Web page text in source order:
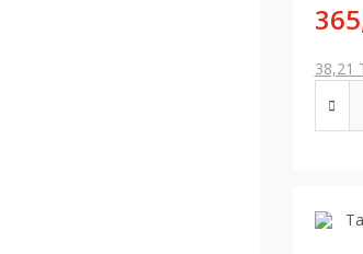
38,21